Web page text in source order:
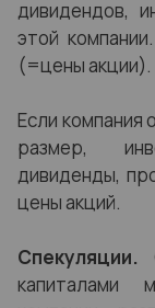
дивидендов,
этой
(=цены акции).
Если компания
размер,
дивиденды,
цены акций.
Спекуляции.
капиталами